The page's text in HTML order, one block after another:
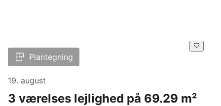
Plantegning
19. august
3 værelses lejlighed på 69.29 m²